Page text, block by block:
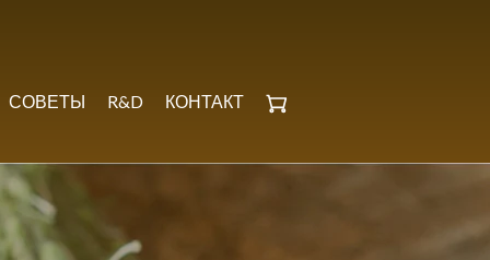
СОВЕТЫ R&D КОНТАКТ